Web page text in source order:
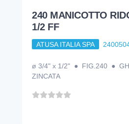
240 MANICOTTO
1/2 FF
ATUSA ITALIA SPA
ø 3/4" x 1/2" ● FIG.240 ●
ZINCATA